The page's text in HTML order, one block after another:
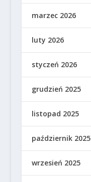
marzec 2026
luty 2026
styczeń 2026
grudzień 2025
listopad 2025
październik 2025
wrzesień 2025